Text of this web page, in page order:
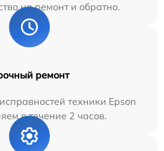
на ремонт и обратно.
ремонт
техники Epson
в течение 2 часов.